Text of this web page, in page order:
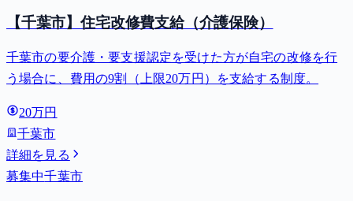
【千葉市】住宅改修費支給（介護保険）
千葉市の要介護・要支援認定を受けた方が自宅の改修を行
う場合に、費用の9割（上限20万円）を支給する制度。
20万円
千葉市
詳細を見る
募集中千葉市